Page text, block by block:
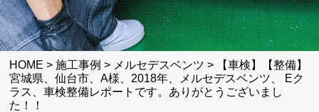
HOME >施工事例 > メルセデスベンツ >
【車検】【整備】
宮城県、仙台市、A様、2018年、メルセデスベンツ、 Eク
ラス、車検整備レポートです。ありがとうございまし
た！！